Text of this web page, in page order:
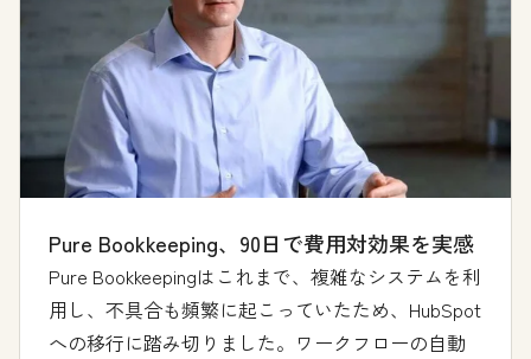
Pure Bookkeeping、90日で費用対効果を実感
Pure Bookkeepingはこれまで、複雑なシステムを利
用し、不具合も頻繁に起こっていたため、HubSpot
への移行に踏み切りました。ワークフローの自動